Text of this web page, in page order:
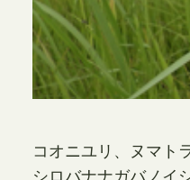
コオニユリ、ヌマト